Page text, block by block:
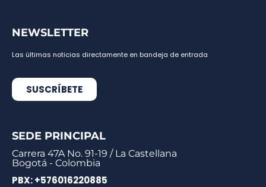
NEWSLETTER
Las últimas noticias directamente en bandeja de entrada
SUSCRÍBETE
SEDE PRINCIPAL
Carrera 47A No. 91-19 / La Castellana
Bogotá - Colombia
PBX: +576016220885